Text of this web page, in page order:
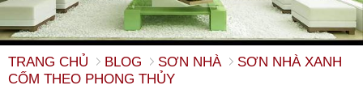
TRANG CHỦ BLOG SƠN NHÀ
SƠN NHÀ XANH
CỐM THEO PHONG THỦY